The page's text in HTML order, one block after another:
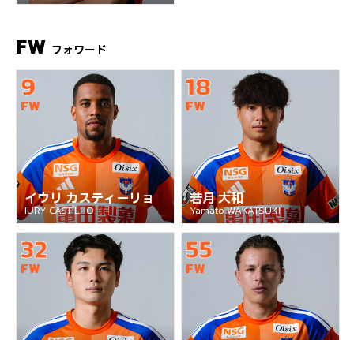
FW フォワード
9
FW
イウリ カスティーリョ
IURY CASTILHO
18
FW
若月 大和
Yamato WAKATSUKI
32
FW 55
FW